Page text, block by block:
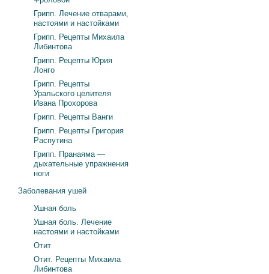
Грипп. Лечение отварами,
настоями и настойками
Грипп. Рецепты Михаила
Либинтова
Грипп. Рецепты Юрия
Лонго
Грипп. Рецепты
Уральского целителя
Ивана Прохорова
Грипп. Рецепты Ванги
Грипп. Рецепты Григория
Распутина
Грипп. Пранаяма —
дыхательные упражнения
ноги
Заболевания ушей
Ушная боль
Ушная боль. Лечение
настоями и настойками
Отит
Отит. Рецепты Михаила
Либинтова